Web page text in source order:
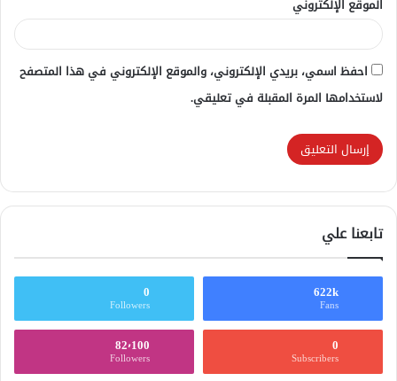
الموقع الإلكتروني
احفظ اسمي، بريدي الإلكتروني، والموقع الإلكتروني في هذا المتصفح
لاستخدامها المرة المقبلة في تعليقي.
تابعنا علي
622k
Fans
0
Followers
0
Subscribers
82٬100
Followers